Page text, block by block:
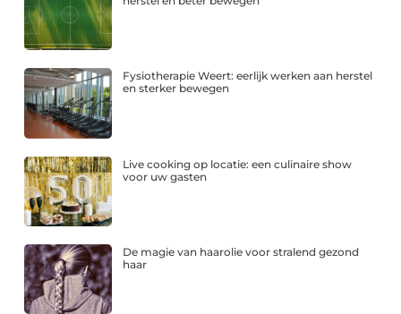
Fysiotherapie Weert: eerlijk werken aan herstel
en sterker bewegen
Live cooking op locatie: een culinaire show
voor uw gasten
De magie van haarolie voor stralend gezond
haar